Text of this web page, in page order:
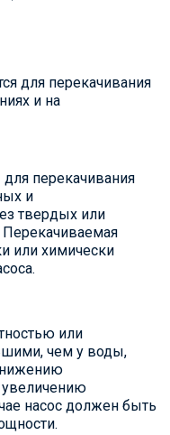
для перекачивания
и на
перекачивания
и
твердых или
или химически
или
чем у воды,
увеличению
насос должен быть